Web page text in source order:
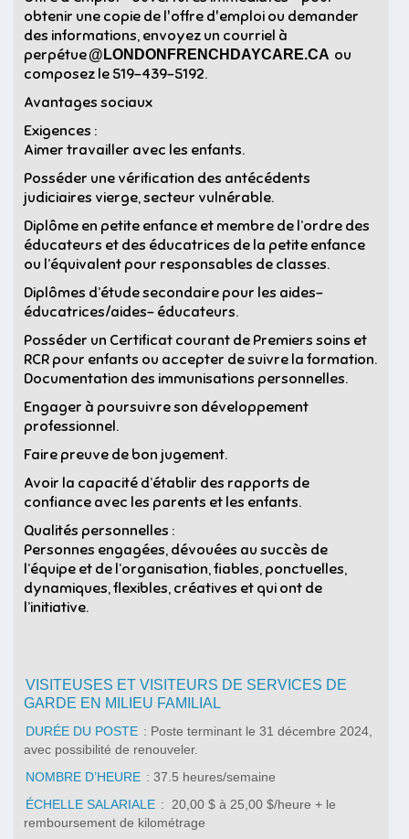
obtenir une copie de l'offre d'emploi ou demander
des informations, envoyez un courriel à
perpétue@LONDONFRENCHDAYCARE.CA ou
composez le 519-439-5192.
Avantages sociaux
Exigences :
Aimer travailler avec les enfants.
Posséder une vérification des antécédents
judiciaires vierge, secteur vulnérable.
Diplôme en petite enfance et membre de l’ordre des
éducateurs et des éducatrices de la petite enfance
ou l’équivalent pour responsables de classes.
Diplômes d’étude secondaire pour les aides-
éducatrices/aides- éducateurs.
Posséder un Certificat courant de Premiers soins et
RCR pour enfants ou accepter de suivre la formation.
Documentation des immunisations personnelles.
Engager à poursuivre son développement
professionnel.
Faire preuve de bon jugement.
Avoir la capacité d’établir des rapports de
confiance avec les parents et les enfants.
Qualités personnelles :
Personnes engagées, dévouées au succès de
l’équipe et de l’organisation, fiables, ponctuelles,
dynamiques, flexibles, créatives et qui ont de
l’initiative.
VISITEUSES ET VISITEURS DE SERVICES DE
GARDE EN MILIEU FAMILIAL
DURÉE DU POSTE : Poste terminant le 31 décembre 2024,
avec possibilité de renouveler.
NOMBRE D’HEURE : 37.5 heures/semaine
ÉCHELLE SALARIALE : 20,00 $ à 25,00 $/heure + le
remboursement de kilométrage